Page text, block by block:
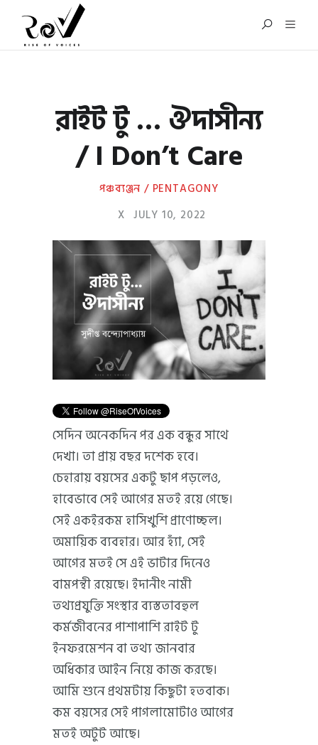
রাইট টু … ঔদাসীন্য
/ I Don’t Care
পঞ্চব্যঞ্জন / PENTAGONY
X JULY 10, 2022
সেদিন অনেকদিন পর এক বন্ধুর সাথে
দেখা। তা প্রায় বছর দশেক হবে।
চেহারায় বয়সের একটু ছাপ পড়লেও,
হাবেভাবে সেই আগের মতই রয়ে গেছে।
সেই একইরকম হাসিখুশি প্রাণোচ্ছল।
অমায়িক ব্যবহার। আর হ্যাঁ, সেই
আগের মতই সে এই ভাটার দিনেও
বামপন্থী রয়েছে। ইদানীং নামী
তথ্যপ্রযুক্তি সংস্থার ব্যস্ততাবহুল
কর্মজীবনের পাশাপাশি রাইট টু
ইনফরমেশন বা তথ্য জানবার
অধিকার আইন নিয়ে কাজ করছে।
আমি শুনে প্রথমটায় কিছুটা হতবাক।
কম বয়সের সেই পাগলামোটাও আগের
মতই অটুট আছে।